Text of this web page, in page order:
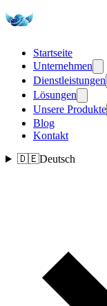
Startseite
Unternehmen
Dienstleistungen
Lösungen
Unsere Produkte
Blog
Kontakt
🇩🇪Deutsch